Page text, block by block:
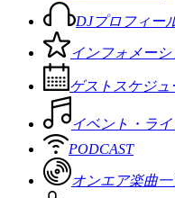
DJプロフィー
インフォメーシ
ゲストスケジュ
イベント・ラ
PODCAST
オンエア楽曲一